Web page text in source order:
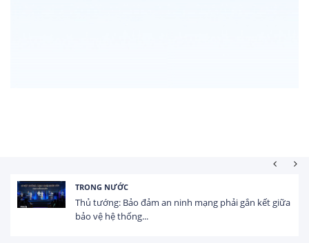
HOẠT ĐỘNG ĐẦU TƯ
Tổng vốn FDI đăng ký vào Việt Nam đạt gần 25 tỷ
USD trong 5 tháng...